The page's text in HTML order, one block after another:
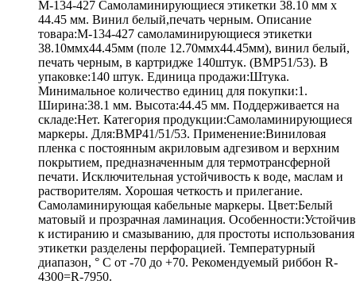
M-134-427 Самоламинирующиеся этикетки 38.10 мм х
44.45 мм. Винил белый,печать черным. Описание
товара:M-134-427 самоламинирующиеся этикетки
38.10ммх44.45мм (поле 12.70ммх44.45мм), винил белый,
печать черным, в картридже 140штук. (BMP51/53). В
упаковке:140 штук. Единица продажи:Штука.
Минимальное количество единиц для покупки:1.
Ширина:38.1 мм. Высота:44.45 мм. Поддерживается на
складе:Нет. Категория продукции:Самоламинирующиеся
маркеры. Для:BMP41/51/53. Применение:Виниловая
пленка с постоянным акриловым адгезивом и верхним
покрытием, предназначенным для термотрансферной
печати. Исключительная устойчивость к воде, маслам и
растворителям. Хорошая четкость и прилегание.
Самоламинирующая кабельные маркеры. Цвет:Белый
матовый и прозрачная ламинация. Особенности:Устойчив
к истиранию и смазыванию, для простоты использования
этикетки разделены перфорацией. Температурный
диапазон, ° С от -70 до +70. Рекомендуемый риббон R-
4300=R-7950.